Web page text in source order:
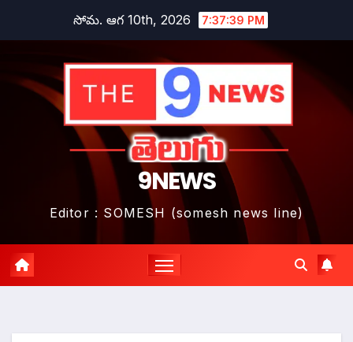
సోమ. ఆగ 10th, 2026 7:37:41 PM
9NEWS
Editor : SOMESH (somesh news line)